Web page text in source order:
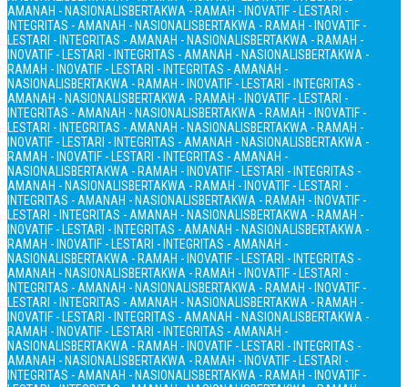
AMANAH - NASIONALISBERTAKWA - RAMAH - INOVATIF - LESTARI -
INTEGRITAS - AMANAH - NASIONALISBERTAKWA - RAMAH - INOVATIF -
LESTARI - INTEGRITAS - AMANAH - NASIONALISBERTAKWA - RAMAH -
INOVATIF - LESTARI - INTEGRITAS - AMANAH - NASIONALISBERTAKWA -
RAMAH - INOVATIF - LESTARI - INTEGRITAS - AMANAH -
NASIONALISBERTAKWA - RAMAH - INOVATIF - LESTARI - INTEGRITAS -
AMANAH - NASIONALISBERTAKWA - RAMAH - INOVATIF - LESTARI -
INTEGRITAS - AMANAH - NASIONALISBERTAKWA - RAMAH - INOVATIF -
LESTARI - INTEGRITAS - AMANAH - NASIONALISBERTAKWA - RAMAH -
INOVATIF - LESTARI - INTEGRITAS - AMANAH - NASIONALISBERTAKWA -
RAMAH - INOVATIF - LESTARI - INTEGRITAS - AMANAH -
NASIONALISBERTAKWA - RAMAH - INOVATIF - LESTARI - INTEGRITAS -
AMANAH - NASIONALISBERTAKWA - RAMAH - INOVATIF - LESTARI -
INTEGRITAS - AMANAH - NASIONALISBERTAKWA - RAMAH - INOVATIF -
LESTARI - INTEGRITAS - AMANAH - NASIONALISBERTAKWA - RAMAH -
INOVATIF - LESTARI - INTEGRITAS - AMANAH - NASIONALISBERTAKWA -
RAMAH - INOVATIF - LESTARI - INTEGRITAS - AMANAH -
NASIONALISBERTAKWA - RAMAH - INOVATIF - LESTARI - INTEGRITAS -
AMANAH - NASIONALISBERTAKWA - RAMAH - INOVATIF - LESTARI -
INTEGRITAS - AMANAH - NASIONALISBERTAKWA - RAMAH - INOVATIF -
LESTARI - INTEGRITAS - AMANAH - NASIONALISBERTAKWA - RAMAH -
INOVATIF - LESTARI - INTEGRITAS - AMANAH - NASIONALISBERTAKWA -
RAMAH - INOVATIF - LESTARI - INTEGRITAS - AMANAH -
NASIONALISBERTAKWA - RAMAH - INOVATIF - LESTARI - INTEGRITAS -
AMANAH - NASIONALISBERTAKWA - RAMAH - INOVATIF - LESTARI -
INTEGRITAS - AMANAH - NASIONALISBERTAKWA - RAMAH - INOVATIF -